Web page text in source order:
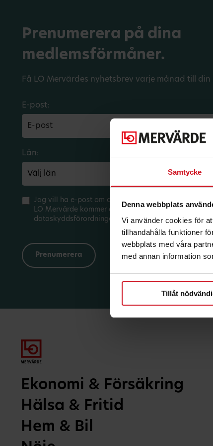
Samtycke
Denna webbplats
Vi använder cookies för
tillhandahålla funktioner
webbplats med våra
med annan information
Tillåt
Prenumerera på dina
medlemsförmåner.
Få LO Mervärdes nyhetsbrev varje månad till din
E-post:
Län:
Jag vill ha e-post om aktuella erbjudanden och
LO Mervärde kommer att hantera mina
dataskyddsförordningen (GDPR). Jag kan när som
Ekonomi & Försäkring
Hälsa & Fritid
Hem & Bil